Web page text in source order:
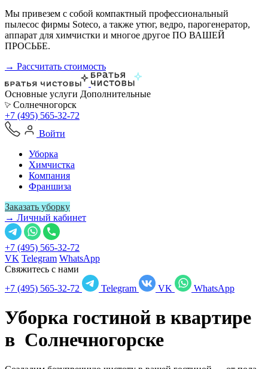
Мы привезем с собой компактный профессиональный
пылесос фирмы Soteco, а также утюг, ведро, парогенератор,
аппарат для химчистки и многое другое ПО ВАШЕЙ
ПРОСЬБЕ.
→ Рассчитать стоимость
Основные услуги Дополнительные
Солнечногорск
+7 (495) 565-32-72
Войти
Уборка
Химчистка
Компания
Франшиза
Заказать уборку
→ Личный кабинет
+7 (495) 565-32-72
VK Telegram WhatsApp
Свяжитесь с нами
+7 (495) 565-32-72
Telegram VK WhatsApp
Уборка гостиной в квартире
в Солнечногорске